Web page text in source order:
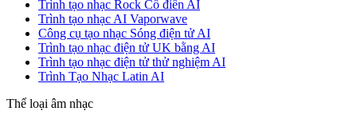
Trình tạo nhạc Rock Cổ điển AI
Trình tạo nhạc AI Vaporwave
Công cụ tạo nhạc Sóng điện tử AI
Trình tạo nhạc điện tử UK bằng AI
Trình tạo nhạc điện tử thử nghiệm AI
Trình Tạo Nhạc Latin AI
Thể loại âm nhạc